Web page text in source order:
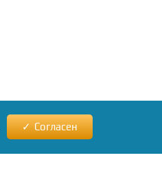
Согласен